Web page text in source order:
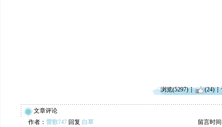
浏览(5297) (24)
文章评论
作者： 雷歌747 回复 白草 留言时间